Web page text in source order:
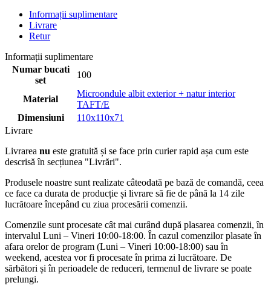
Informații suplimentare
Livrare
Retur
Informații suplimentare
Numar bucati
set
100
Material
Microondule albit exterior + natur interior
TAFT/E
Dimensiuni
110x110x71
Livrare
Livrarea nu este gratuită și se face prin curier rapid așa cum este
descrisă în secțiunea "Livrări".
Produsele noastre sunt realizate câteodată pe bază de comandă, ceea
ce face ca durata de producție și livrare să fie de până la 14 zile
lucrătoare începând cu ziua procesării comenzii.
Comenzile sunt procesate cât mai curând după plasarea comenzii, în
intervalul Luni – Vineri 10:00-18:00. În cazul comenzilor plasate în
afara orelor de program (Luni – Vineri 10:00-18:00) sau în
weekend, acestea vor fi procesate în prima zi lucrătoare. De
sărbători și în perioadele de reduceri, termenul de livrare se poate
prelungi.